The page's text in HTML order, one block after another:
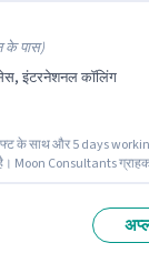
के पास)
इंटरनेशनल कॉलिंग
के साथ और 5 days
Moon Consultants
है। आप प्रति माह
कॉलिंग, नॉन-वॉयस/